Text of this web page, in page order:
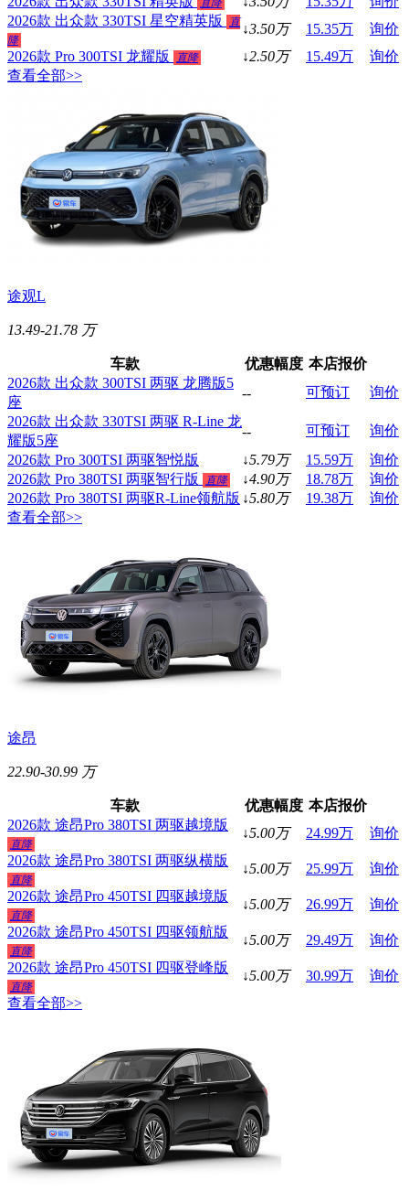
2026款 出众款 330TSI 星空精英版
直
降
↓3.50万 15.35万
询价
2026款 Pro 300TSI 龙耀版
直降 ↓2.50万 15.49万
询价
查看全部>>
途观L
13.49-21.78 万
车款 优惠幅度 本店报价
2026款 出众款 300TSI 两驱 龙腾版5
座
-- 可预订
询价
2026款 出众款 330TSI 两驱 R-Line 龙
耀版5座
-- 可预订
询价
2026款 Pro 300TSI 两驱智悦版
↓5.79万 15.59万
询价
2026款 Pro 380TSI 两驱智行版
直降 ↓4.90万 18.78万
询价
2026款 Pro 380TSI 两驱R-Line领航版 ↓5.80万 19.38万
询价
查看全部>>
途昂
22.90-30.99 万
车款 优惠幅度 本店报价
2026款 途昂Pro 380TSI 两驱越境版
直降
↓5.00万 24.99万
询价
2026款 途昂Pro 380TSI 两驱纵横版
直降
↓5.00万 25.99万
询价
2026款 途昂Pro 450TSI 四驱越境版
直降
↓5.00万 26.99万
询价
2026款 途昂Pro 450TSI 四驱领航版
直降
↓5.00万 29.49万
询价
2026款 途昂Pro 450TSI 四驱登峰版
直降
↓5.00万 30.99万
询价
查看全部>>